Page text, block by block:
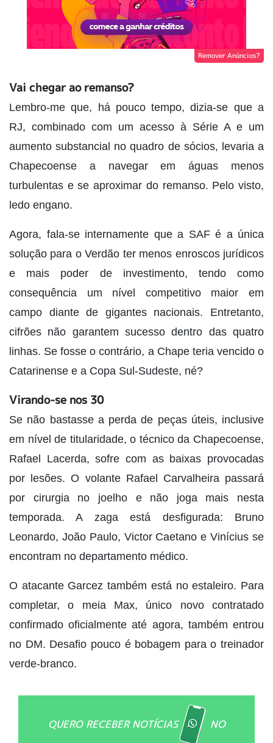
Remover Anúncios?
Vai chegar ao remanso?
Lembro-me que, há pouco tempo, dizia-se que a
RJ, combinado com um acesso à Série A e um
aumento substancial no quadro de sócios, levaria a
Chapecoense a navegar em águas menos
turbulentas e se aproximar do remanso. Pelo visto,
ledo engano.
Agora, fala-se internamente que a SAF é a única
solução para o Verdão ter menos enroscos jurídicos
e mais poder de investimento, tendo como
consequência um nível competitivo maior em
campo diante de gigantes nacionais. Entretanto,
cifrões não garantem sucesso dentro das quatro
linhas. Se fosse o contrário, a Chape teria vencido o
Catarinense e a Copa Sul-Sudeste, né?
Virando-se nos 30
Se não bastasse a perda de peças úteis, inclusive
em nível de titularidade, o técnico da Chapecoense,
Rafael Lacerda, sofre com as baixas provocadas
por lesões. O volante Rafael Carvalheira passará
por cirurgia no joelho e não joga mais nesta
temporada. A zaga está desfigurada: Bruno
Leonardo, João Paulo, Victor Caetano e Vinícius se
encontram no departamento médico.
O atacante Garcez também está no estaleiro. Para
completar, o meia Max, único novo contratado
confirmado oficialmente até agora, também entrou
no DM. Desafio pouco é bobagem para o treinador
verde-branco.
QUERO RECEBER NOTÍCIAS NO